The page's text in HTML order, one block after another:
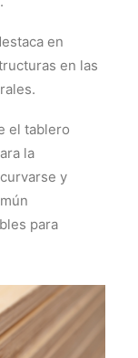
en
en las
el tablero
la
y
para